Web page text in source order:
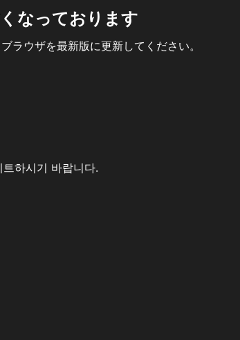
なっております
ラウザを最新版に更新してください。
하시기 바랍니다.